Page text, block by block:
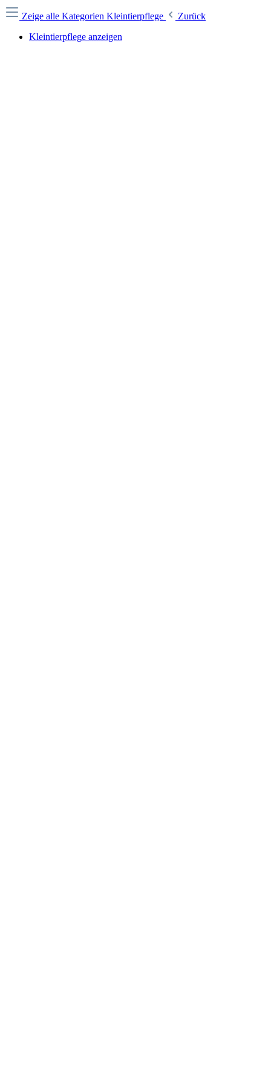
Zeige alle Kategorien Kleintierpflege
Zurück
Kleintierpflege anzeigen